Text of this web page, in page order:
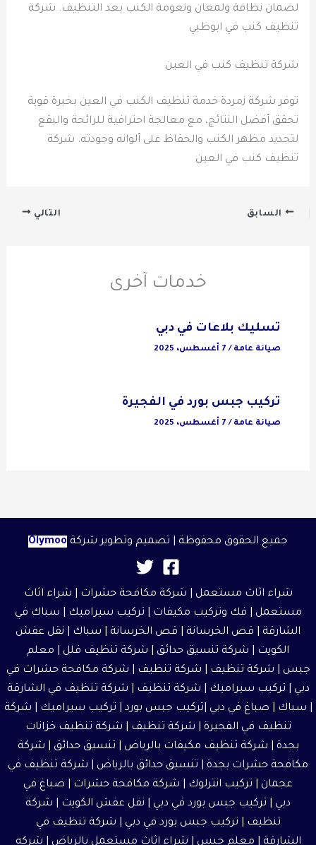
لضمان نظافة ولمعان ونعومة الكنب بعد التنظيف. شركة
تنظيف كنب في ابوظبي
شركة تنظيف كنب في العين
توفر شركة زمردة خدمة تنظيف الكنب في العين بخبرة قوية
تحقق أفضل النتائج، مع معالجة احترافية للرائحة والبقع
لتجديد مظهر الكنب والحفاظ على ألوانه وجودته. شركة
تنظيف كنب في العين
السابق التالي
خدمات آخرى
تسليك بلاعات في دبي
صيانة عامة / 7 أغسطس، 2025
تركيب جبس بورد في الفجيرة
صيانة عامة / 7 أغسطس، 2025
جميع الحقوق محفوظة | تصميم وتطوير شركة Olymoo
شراء اثاث مستعمل شركة مكافحة حشرات
شراء اثاث
مستعمل | فك وتركيب مكيفات | تركيب سيراميك | سباك في
الشارقة
قص الخرسانة | قص الخرسانة | سباك | نقل عفش
الكويت
شركة تنسيق حدائق شركة تنظيف فلل
معلم
جبس
شركة تنظيف شركة تنظيف
شركة مكافحة حشرات في
دبي
تركيب سيراميك شركة تنظيف
شركة تنظيف في الشارقة
| سباك | صباغ في دبي |تركيب جبس بورد | تركيب سيراميك
شركة
تنظيف في الفجيرة
شركة تنظيف
شركة تنظيف خزانات
بجدة
شركة تنظيف مكيفات بالرياض تنسيق حدائق
شركة
مكافحة حشرات بجدة
تنسيق حدائق بالرياض
شركة تنظيف في
عجمان | تركيب انترلوك | شركة مكافحة حشرات
صباغ في
دبي | تركيب جبس بورد في دبي | نقل عفش الكويت | شركة
تنظيف | تركيب جبس بورد في دبي | شركة تنظيف في
الشارقة
معلم جبس شراء اثاث مستعمل بالرياض شركه